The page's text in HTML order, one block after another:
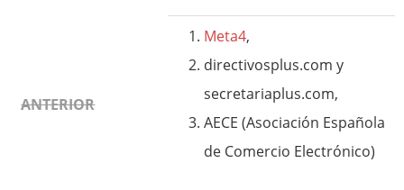
ANTERIOR
Meta4,
directivosplus.com y
secretariaplus.com,
AECE (Asociación Española
de Comercio Electrónico)